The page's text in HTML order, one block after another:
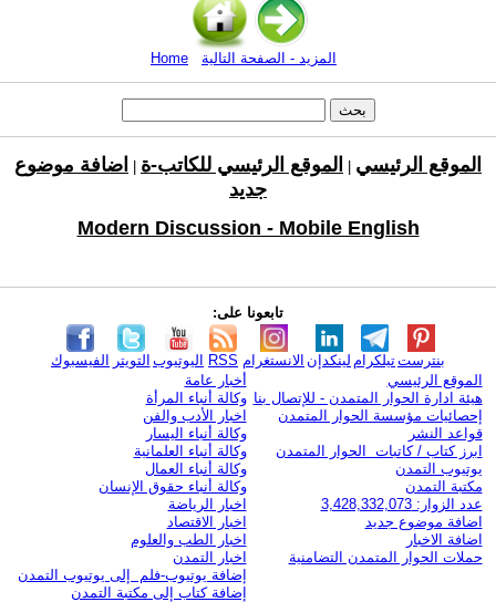
Home المزيد - الصفحة التالية
الموقع الرئيسي الموقع الرئيسي للكاتب-ة
اضافة موضوع
جديد
Modern Discussion - Mobile English
تابعونا على:
الفيسبوك التويتر اليوتيوب RSS الانستغرام لينكدإن تيلكرامبنترست
الموقع الرئيسي
هيئة ادارة الحوار المتمدن - للإتصال بنا
إحصائيات مؤسسة الحوار المتمدن
قواعد النشر
ابرز كتاب / كاتبات الحوار المتمدن
يوتيوب التمدن
مكتبة التمدن
عدد الزوار: 3,428,332,073
اضافة موضوع جديد
اضافة الاخبار
حملات الحوار المتمدن التضامنية
أخبار عامة
وكالة أنباء المرأة
اخبار الأدب والفن
وكالة أنباء اليسار
وكالة أنباء العلمانية
وكالة أنباء العمال
وكالة أنباء حقوق الإنسان
اخبار الرياضة
اخبار الاقتصاد
اخبار الطب والعلوم
اخبار التمدن
إضافة يوتيوب-فلم إلى يوتيوب التمدن
إضافة كتاب إلى مكتبة التمدن